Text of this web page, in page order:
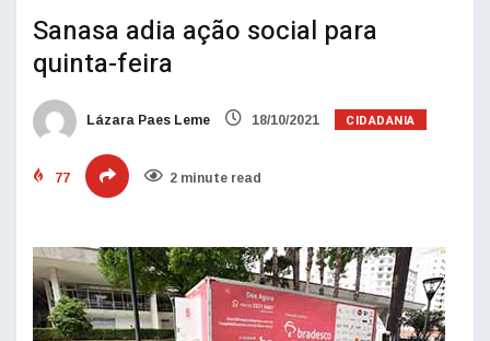
Sanasa adia ação social para
quinta-feira
Lázara Paes Leme 18/10/2021 CIDADANIA
77 2 minute read